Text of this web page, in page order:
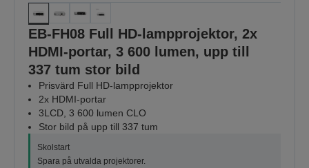
EB-FH08 Full HD-lampprojektor, 2x
HDMI-portar, 3 600 lumen, upp till
337 tum stor bild
Prisvärd Full HD-lampprojektor
2x HDMI-portar
3LCD, 3 600 lumen CLO
Stor bild på upp till 337 tum
Skolstart
Spara på utvalda projektorer.